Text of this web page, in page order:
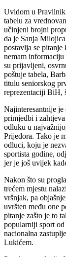
Uvidom u Pravilnik
tabelu za
učinjeni brojni
da je Sanja
postavlja se pitanje
nemam
su prijavljeni,
poštuje tabela,
titulu seniorskog
reprezentaciji BiH,
Najinteresantnije
primjedbi i
odluku u
Prijedora. Tako je
odluci, koju je
sportista godine,
jer je još uvijek
Nakon što su
trećem mjestu
vršnjak, pa
uvršten među one
pitanje zašto je to
popularniji sport
nacionalna
Lukićem.